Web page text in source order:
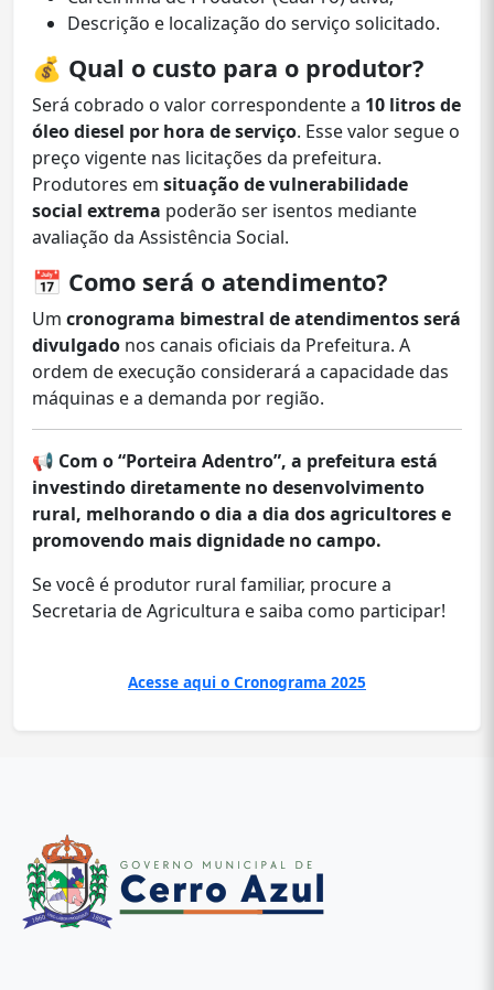
Descrição e localização do serviço solicitado.
💰 Qual o custo para o produtor?
Será cobrado o valor correspondente a 10 litros de
óleo diesel por hora de serviço. Esse valor segue o
preço vigente nas licitações da prefeitura.
Produtores em situação de vulnerabilidade
social extrema poderão ser isentos mediante
avaliação da Assistência Social.
📅 Como será o atendimento?
Um cronograma bimestral de atendimentos será
divulgado nos canais oficiais da Prefeitura. A
ordem de execução considerará a capacidade das
máquinas e a demanda por região.
📢 Com o “Porteira Adentro”, a prefeitura está
investindo diretamente no desenvolvimento
rural, melhorando o dia a dia dos agricultores e
promovendo mais dignidade no campo.
Se você é produtor rural familiar, procure a
Secretaria de Agricultura e saiba como participar!
Acesse aqui o Cronograma 2025